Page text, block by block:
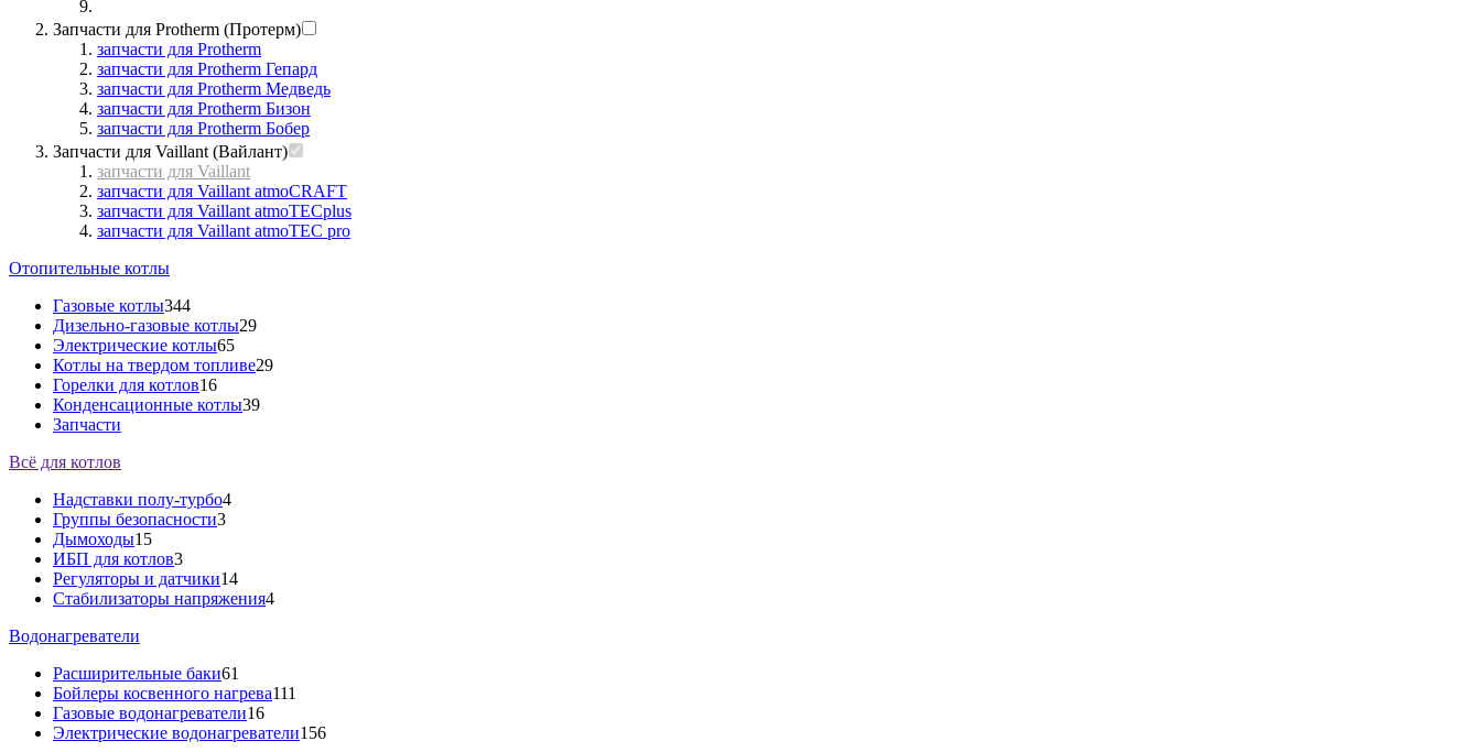
Запчасти для Protherm (Протерм)
запчасти для Protherm
запчасти для Protherm Гепард
запчасти для Protherm Медведь
запчасти для Protherm Бизон
запчасти для Protherm Бобер
Запчасти для Vaillant (Вайлант)
запчасти для Vaillant
запчасти для Vaillant atmoCRAFT
запчасти для Vaillant atmoTECplus
запчасти для Vaillant atmoTEC pro
Отопительные котлы
Газовые котлы344
Дизельно-газовые котлы29
Электрические котлы65
Котлы на твердом топливе29
Горелки для котлов16
Конденсационные котлы39
Запчасти
Всё для котлов
Надставки полу-турбо4
Группы безопасности3
Дымоходы15
ИБП для котлов3
Регуляторы и датчики14
Стабилизаторы напряжения4
Водонагреватели
Расширительные баки61
Бойлеры косвенного нагрева111
Газовые водонагреватели16
Электрические водонагреватели156